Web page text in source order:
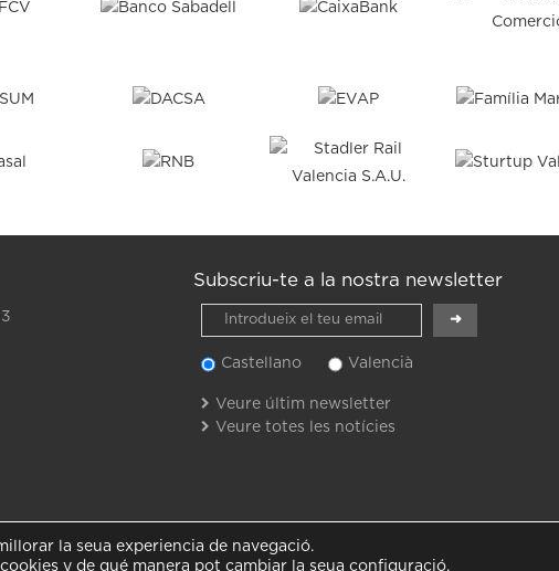
Subscriu-te a la nostra newsletter
Castellano Valencià
Veure últim newsletter
Veure totes les notícies
FACEBOOK TWITTER
la seua experiencia de navegació.
y de qué manera pot cambiar la seua configuració.